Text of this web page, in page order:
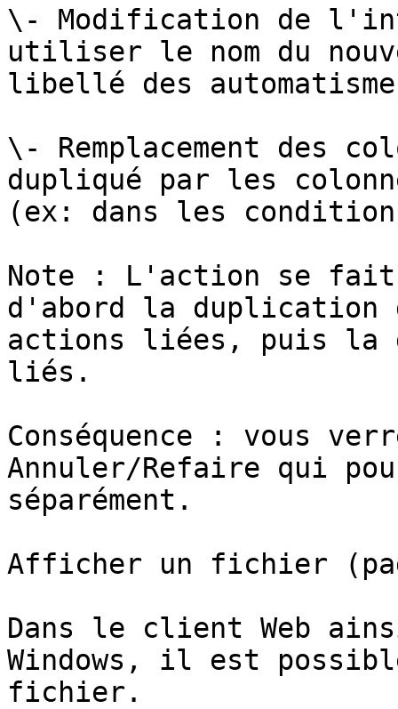
\- Modification de
utiliser le nom du
libellé des
\- Remplacement des
dupliqué par les
(ex: dans les
Note : L'action se fait
d'abord la duplication
actions liées, puis la
liés.
Conséquence : vous
Annuler/Refaire qui
séparément.
Afficher un fichier
Dans le client Web
Windows, il est
fichier.